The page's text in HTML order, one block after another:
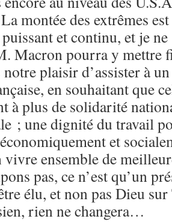
montée des extrêmes
et continu, et je
Macron pourra y mettre
notre plaisir d’assister à
en souhaitant que
à plus de solidarité
; une dignité du travail
et
vivre ensemble de
pas, ce n’est qu’un
élu, et non pas Dieu
rien ne changera…